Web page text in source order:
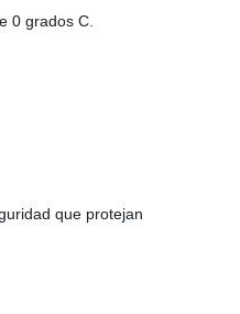
0 grados C.
que protejan